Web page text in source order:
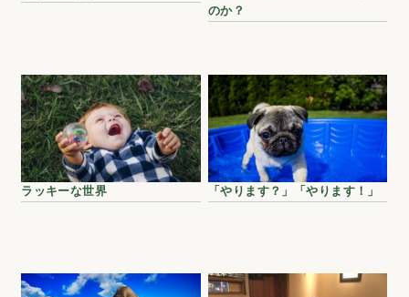
のか？
ラッキーな世界 「やります？」「やります！」